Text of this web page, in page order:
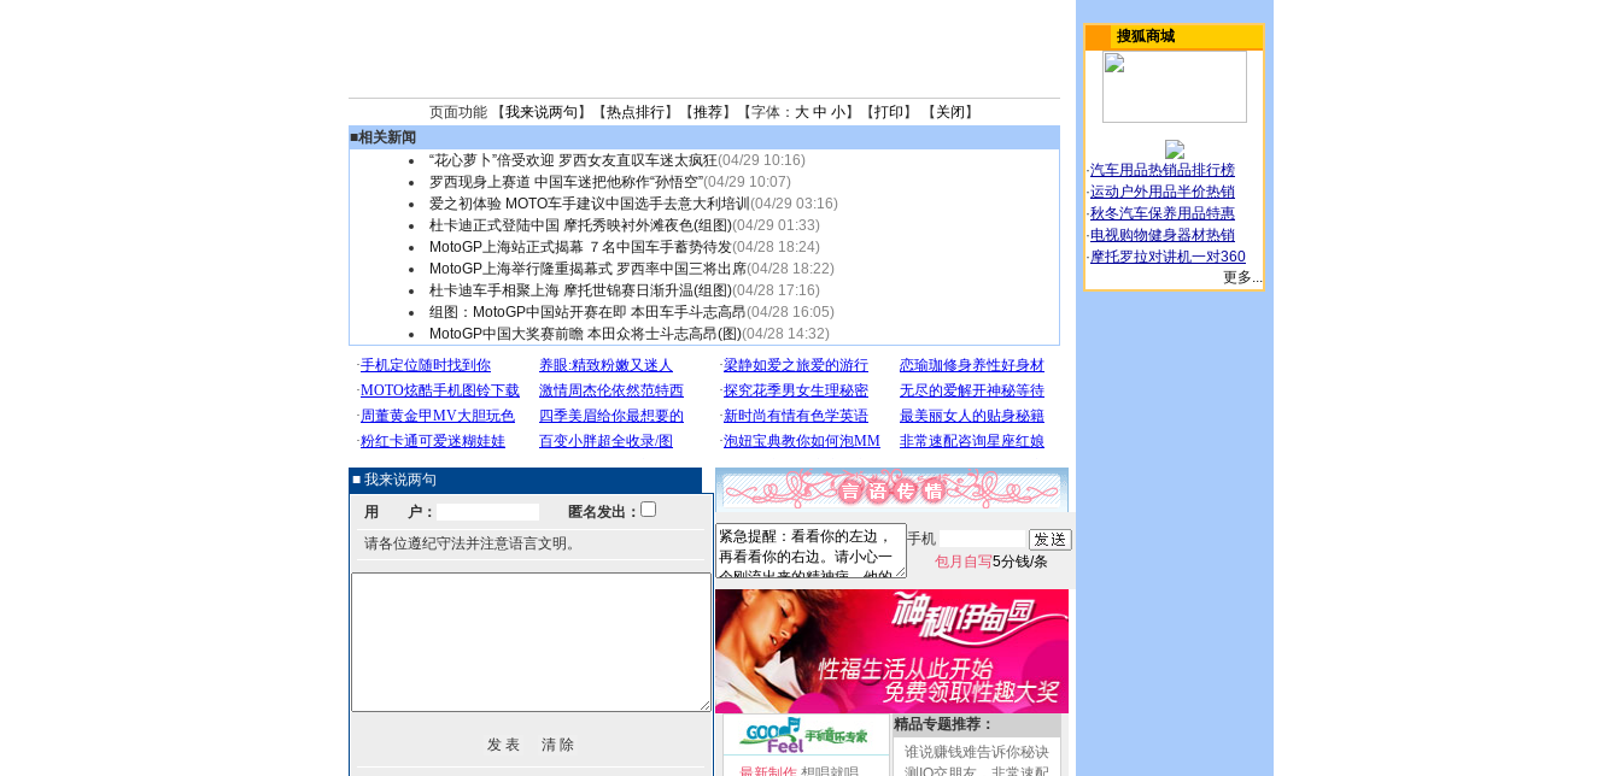
页面功能 【我来说两句 】【热点排行】【推荐】【字体： 大 中 小】【打印 】 【 关闭 】
■相关新闻
“花心萝卜”倍受欢迎 罗西女友直叹车迷太疯狂(04/29 10:16)
罗西现身上赛道 中国车迷把他称作“孙悟空”(04/29 10:07)
爱之初体验 MOTO车手建议中国选手去意大利培训 (04/29 03:16)
杜卡迪正式登陆中国 摩托秀映衬外滩夜色(组图)(04/29 01:33)
MotoGP上海站正式揭幕 ７名中国车手蓄势待发(04/28 18:24)
MotoGP上海举行隆重揭幕式 罗西率中国三将出席(04/28 18:22)
杜卡迪车手相聚上海 摩托世锦赛日渐升温(组图)(04/28 17:16)
组图：MotoGP中国站开赛在即 本田车手斗志高昂(04/28 16:05)
MotoGP中国大奖赛前瞻 本田众将士斗志高昂(图)(04/28 14:32)
■ 我来说两句
用 户：
匿名发出：
请各位遵纪守法并注意语言文明。
手机
包月自写5分钱/条
精品专题推荐：
谁说赚钱难告诉你秘诀
搜狐商城
·汽车用品热销品排行榜
·运动户外用品半价热销
·秋冬汽车保养用品特惠
·电视购物健身器材热销
·摩托罗拉对讲机一对360
更多...